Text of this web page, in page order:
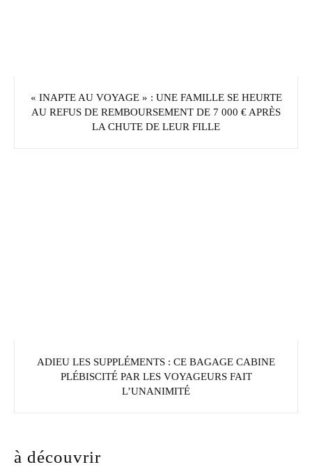
« INAPTE AU VOYAGE » : UNE FAMILLE SE HEURTE
AU REFUS DE REMBOURSEMENT DE 7 000 € APRÈS
LA CHUTE DE LEUR FILLE
ADIEU LES SUPPLÉMENTS : CE BAGAGE CABINE
PLÉBISCITÉ PAR LES VOYAGEURS FAIT
L’UNANIMITÉ
à découvrir